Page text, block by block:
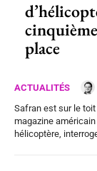
place
ACTUALITÉS
Safran est sur le toit du
magazine
hélicoptère,